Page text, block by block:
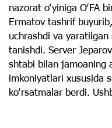
nazorat oʻyiniga OʻFA
Ermatov tashrif
uchrashdi va
tanishdi. Server
shtabi bilan jamoaning
imkoniyatlari xususida
koʻrsatmalar berdi.